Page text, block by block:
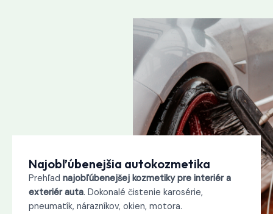
Najobľúbenejšia autokozmetika
Prehľad najobľúbenejšej kozmetiky pre interiér a
exteriér auta. Dokonalé čistenie karosérie,
pneumatík, nárazníkov, okien, motora.